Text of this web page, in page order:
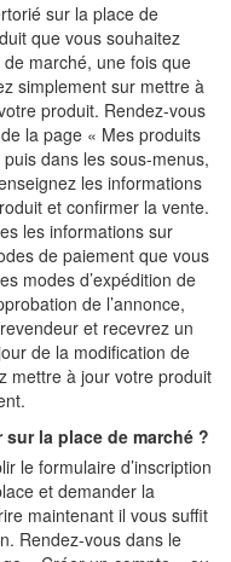
sur la place de
que vous souhaitez
marché, une fois que
simplement sur mettre à
produit. Rendez-vous
la page « Mes produits
dans les sous-menus,
les informations
et confirmer la vente.
les informations sur
de paiement que vous
modes d’expédition de
de l’annonce,
et recevrez un
de la modification de
mettre à jour votre produit
la place de marché ?
le formulaire d’inscription
et demander la
maintenant il vous suffit
Rendez-vous dans le